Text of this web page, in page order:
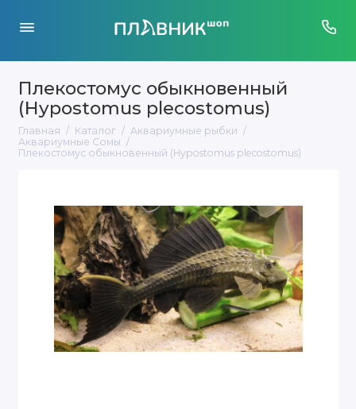
Плекостомус обыкновенный
(Hypostomus plecostomus)
Главная Каталог
Аквариумные рыбки
Аквариумные Сомы
Плекостомус обыкновенный (Hypostomus plecostomus)